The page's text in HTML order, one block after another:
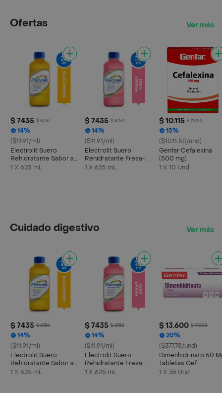
Ofertas Ver más
$ 7435 $ 8750
14%
($11.91/ml)
Electrolit Suero
Rehidratante Sabor a
Maracuyá
1 X 625 mL
$ 7435 $ 8750
14%
($11.91/ml)
Electrolit Suero
Rehidratante Fresa-
Kiwi
1 X 625 mL
$ 10.115 $ 11.900
15%
($1011.50/und)
Genfar Cefalexina
(500 mg)
1 X 10 Und
Cuidado digestivo Ver más
$ 7435 $ 8750
14%
($11.91/ml)
Electrolit Suero
Rehidratante Sabor a
Maracuyá
1 X 625 mL
$ 7435 $ 8750
14%
($11.91/ml)
Electrolit Suero
Rehidratante Fresa-
Kiwi
1 X 625 mL
$ 13.600 $ 17.000
20%
($377.78/und)
Dimenhidrinato 50
Tabletas Gef
1 X 36 Und